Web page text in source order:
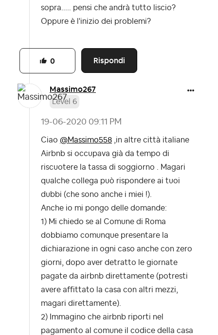
sopra..... pensi che andrà tutto liscio?
Oppure è l'inizio dei problemi?
Rispondi
0
Massimo267
Level 6
‎19-06-2020 09:11 PM
Ciao @Massimo558 ,in altre città italiane
Airbnb si occupava già da tempo di
riscuotere la tassa di soggiorno . Magari
qualche collega può rispondere ai tuoi
dubbi (che sono anche i miei !).
Anche io mi pongo delle domande:
1) Mi chiedo se al Comune di Roma
dobbiamo comunque presentare la
dichiarazione in ogni caso anche con zero
giorni, dopo aver detratto le giornate
pagate da airbnb direttamente (potresti
avere affittato la casa con altri mezzi,
magari direttamente).
2) Immagino che airbnb riporti nel
pagamento al comune il codice della casa